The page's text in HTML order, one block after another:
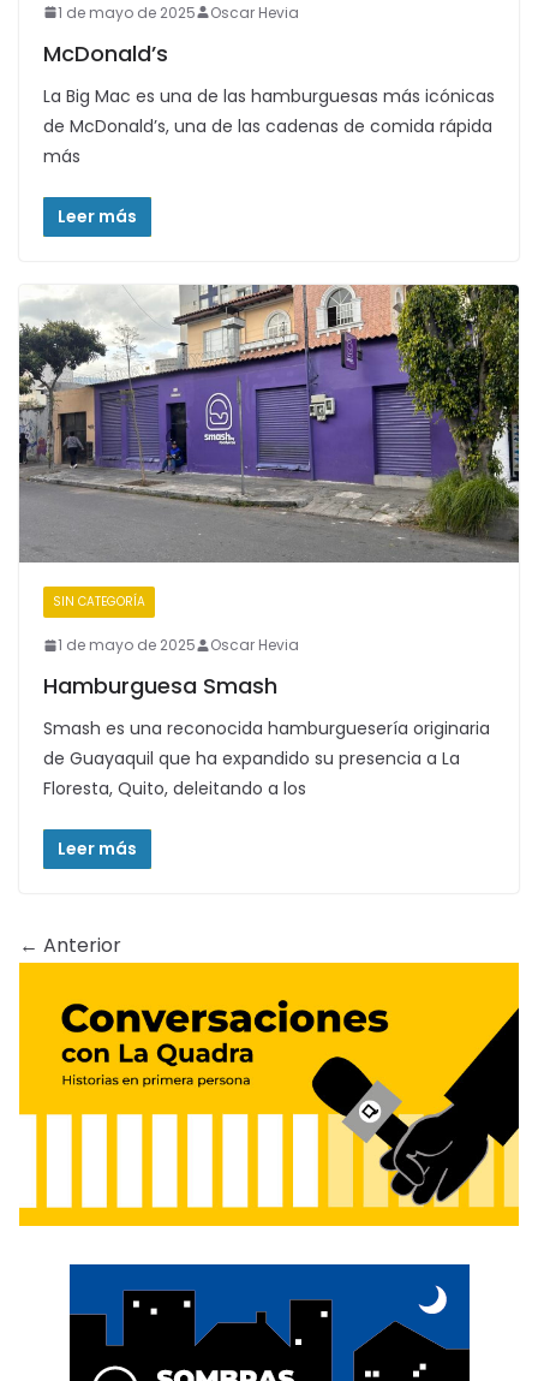
1 de mayo de 2025 Oscar Hevia
McDonald’s
La Big Mac es una de las hamburguesas más icónicas
de McDonald’s, una de las cadenas de comida rápida
más
Leer más
SIN CATEGORÍA
1 de mayo de 2025 Oscar Hevia
Hamburguesa Smash
Smash es una reconocida hamburguesería originaria
de Guayaquil que ha expandido su presencia a La
Floresta, Quito, deleitando a los
Leer más
← Anterior